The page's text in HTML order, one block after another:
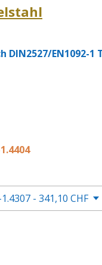
DIN2527/EN1092-1